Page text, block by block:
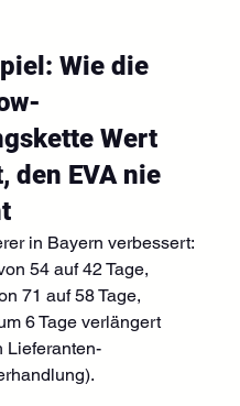
Wie die
Wert
den EVA nie
in Bayern verbessert:
54 auf 42 Tage,
71 auf 58 Tage,
6 Tage verlängert
Lieferanten-